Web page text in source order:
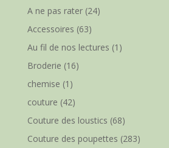
A ne pas rater(24)
Accessoires (63)
Au fil de nos lectures (1)
Broderie (16)
chemise (1)
couture (42)
Couture des loustics (68)
Couture des poupettes (283)